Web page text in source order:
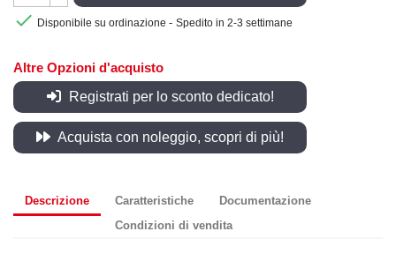
 Disponibile su ordinazione - Spedito in 2-3 settimane
Altre Opzioni d'acquisto
Registrati per lo sconto dedicato!
Acquista con noleggio, scopri di più!
Descrizione Caratteristiche
Documentazione
Condizioni di vendita